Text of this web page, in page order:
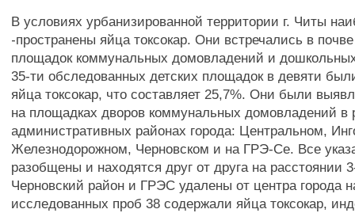
В условиях урбанизированной территории г. Читы
-пространены яйца токсокар. Они встречались в
площадок коммунальных домовладений и
35-ти обследованных детских площадок в девяти
яйца токсокар, что составляет 25,7%. Они были
на площадках дворов коммунальных домовладений в
административных районах города: Центральном,
Железнодорожном, Черновском и на ГРЭ-Се. Все
разобщены и находятся друг от друга на расстоянии
Черновский район и ГРЭС удалены от центра города
исследованных проб 38 содержали яйца токсокар,